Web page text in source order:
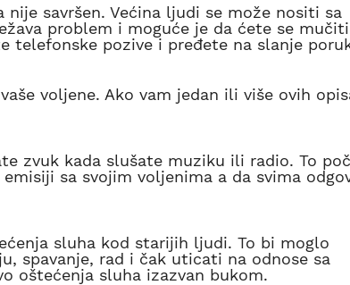
savršen. Većina ljudi se može nositi sa
problem i moguće je da ćete se
telefonske pozive i pređete na slanje
voljene. Ako vam jedan ili više ovih
zvuk kada slušate muziku ili radio. To
sa svojim voljenima a da svima
sluha kod starijih ljudi. To bi moglo
spavanje, rad i čak uticati na odnose sa
oštećenja sluha izazvan bukom.